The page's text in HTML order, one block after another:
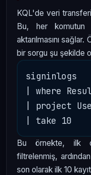
KQL'de veri
Bu, her komutun
aktarılmasını
bir sorgu şu şekilde
signinlogs
| where
| project
Bu örnekte, ilk
filtrelenmiş,
son olarak ilk 10 kayıt